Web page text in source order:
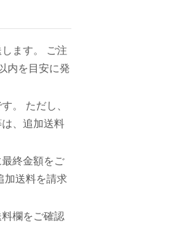
ます。 ご注
内を目安に発
。 ただし、
、追加送料
終金額をご
加送料を請求
欄をご確認